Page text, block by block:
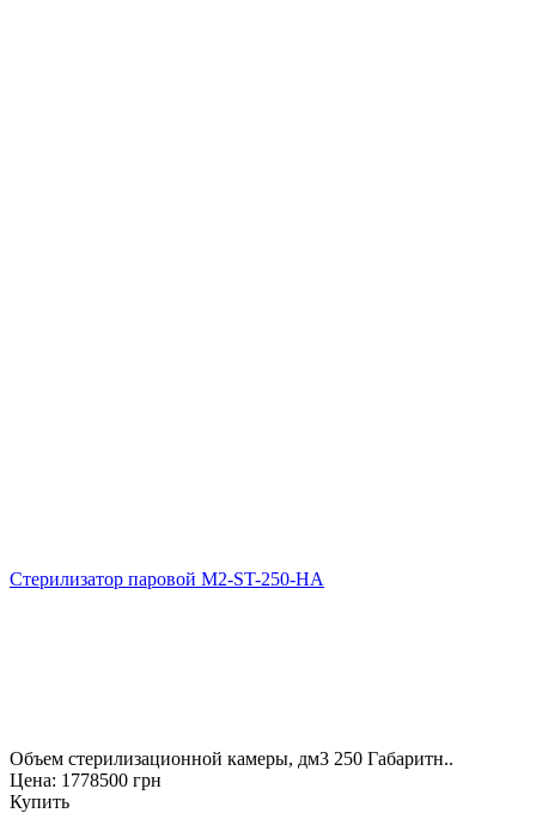
Стерилизатор паровой M2-ST-250-НА
Объем стерилизационной камеры, дм3 250 Габаритн..
Цена: 1778500 грн
Купить